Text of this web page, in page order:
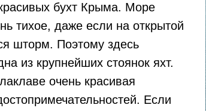
бухт Крыма. Море
тихое, даже если на открытой
шторм. Поэтому здесь
из крупнейших стоянок яхт.
очень красивая
Если